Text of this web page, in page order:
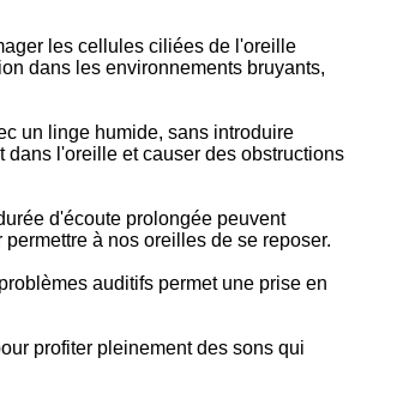
les cellules ciliées de l'oreille
dans les environnements bruyants,
un linge humide, sans introduire
l'oreille et causer des obstructions
d'écoute prolongée peuvent
à nos oreilles de se reposer.
auditifs permet une prise en
profiter pleinement des sons qui